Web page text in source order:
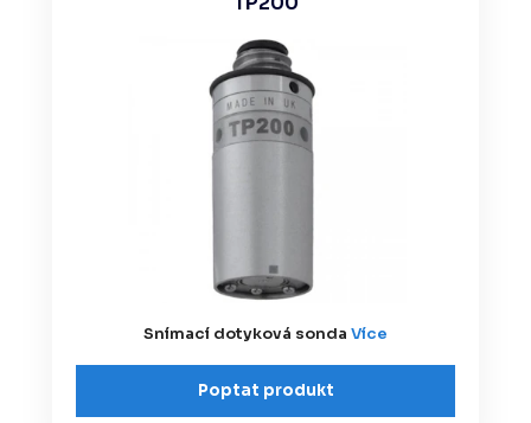
Snímací dotyková sonda Více
Poptat produkt